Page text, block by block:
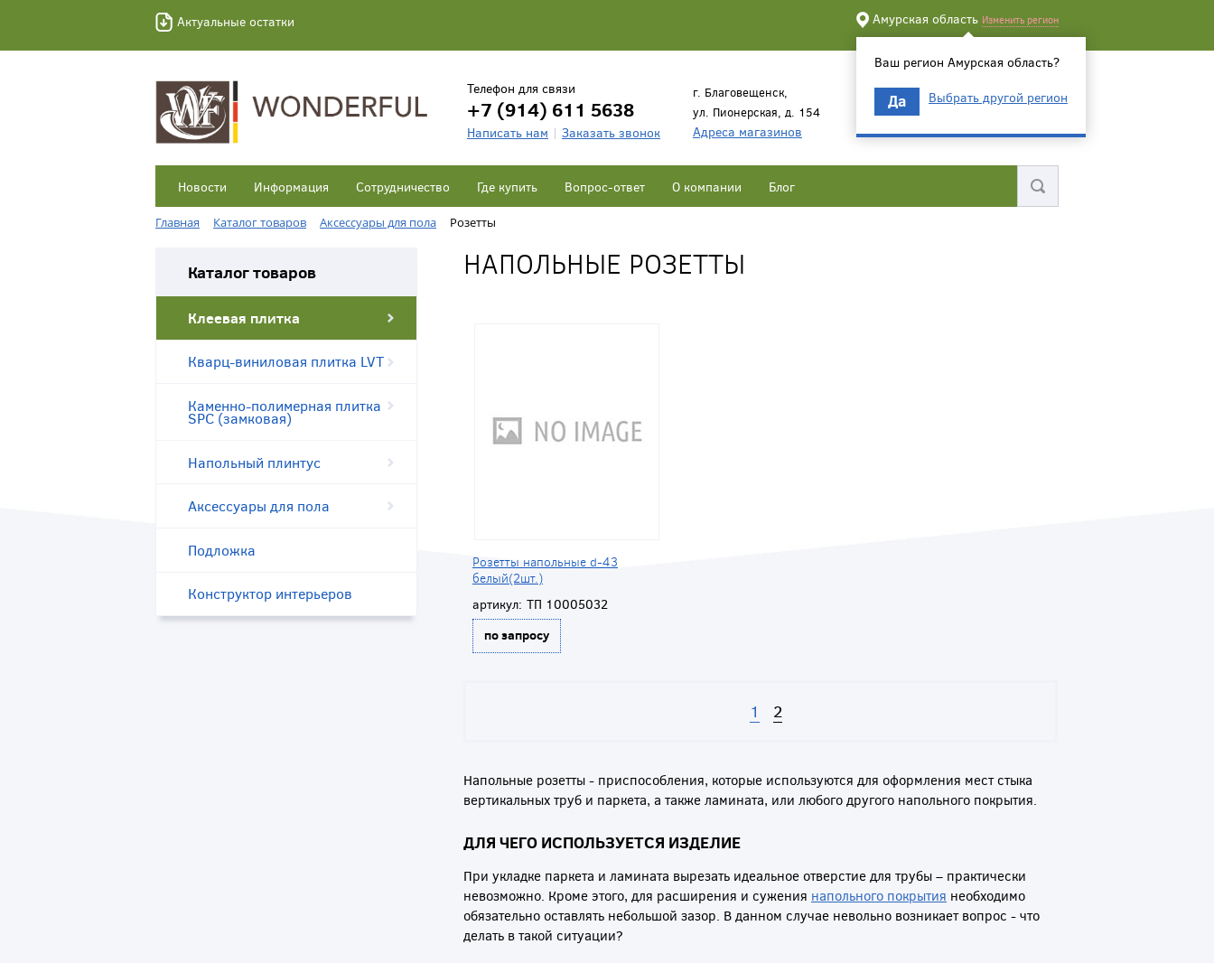
Актуальные остатки Амурская область Изменить регион
Ваш регион Амурская область?
Да Выбрать другой регион
Телефон для связи
+7 (914) 611 5638
Написать нам Заказать звонок
г. Благовещенск,
ул. Пионерская, д. 154
Адреса магазинов
Новости Информация Сотрудничество Где купить Вопрос-ответ О компании Блог
Главная Каталог товаров Аксессуары для пола Розетты
Каталог товаров
Клеевая плитка
Кварц-виниловая плитка LVT
Каменно-полимерная плитка
SPC (замковая)
Напольный плинтус
Аксессуары для пола
Подложка
Конструктор интерьеров
НАПОЛЬНЫЕ РОЗЕТТЫ
Розетты напольные d-43
белый(2шт.)
артикул: ТП 10005032
по запросу
1 2
Напольные розетты - приспособления, которые используются для оформления мест стыка
вертикальных труб и паркета, а также ламината, или любого другого напольного покрытия.
ДЛЯ ЧЕГО ИСПОЛЬЗУЕТСЯ ИЗДЕЛИЕ
При укладке паркета и ламината вырезать идеальное отверстие для трубы – практически
невозможно. Кроме этого, для расширения и сужения напольного покрытия необходимо
обязательно оставлять небольшой зазор. В данном случае невольно возникает вопрос - что
делать в такой ситуации?